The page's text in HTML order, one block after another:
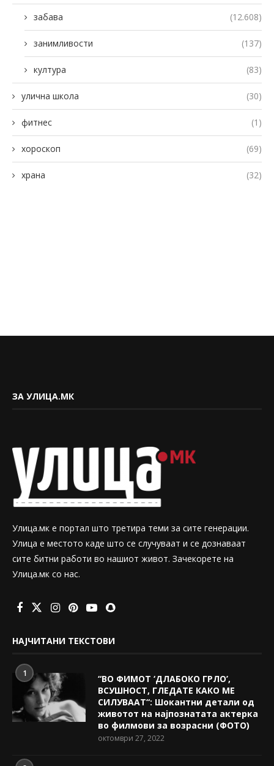
забава (12.608)
занимливости (137)
култура (83)
улична школа (30)
фитнес (1)
хороскоп (69)
храна (32)
ЗА УЛИЦА.МК
Улица.мк е портал што третира теми за сите генерации.
Улица е местото каде што се случуваат и се дознаваат
сите битни работи во нашиот живот. Зачекорете на
Улица.мк со нас.
НАЈЧИТАНИ ТЕКСТОВИ
1
“ВО ФИМОТ ‘ДЛАБОКО ГРЛО’,
ВСУШНОСТ, ГЛЕДАТЕ КАКО МЕ
СИЛУВААТ“: Шокантни детали од
животот на најпознатата актерка
во филмови за возрасни (ФОТО)
октомври 27, 2022